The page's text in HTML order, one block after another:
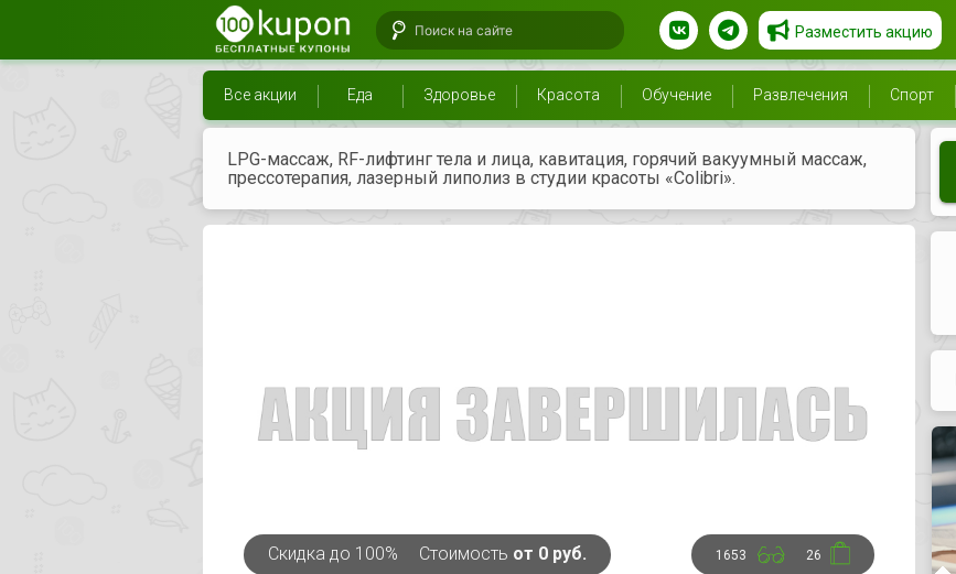
Разместить акцию
Все акции Еда Здоровье Красота Обучение Развлечения Спорт
LPG-массаж, RF-лифтинг тела и лица, кавитация, горячий вакуумный массаж,
прессотерапия, лазерный липолиз в студии красоты «Colibri».
Скидка до 100% Стоимость от 0 руб. 1653 26